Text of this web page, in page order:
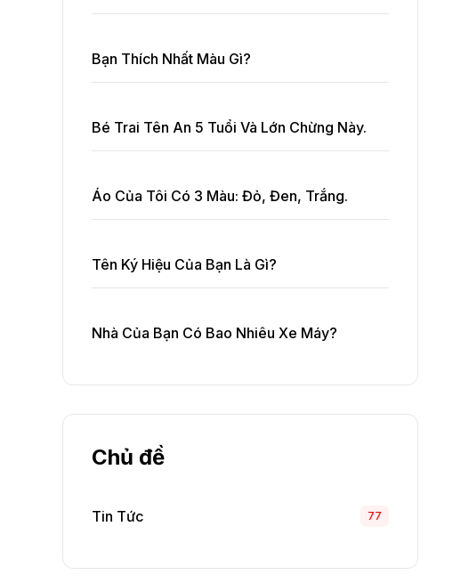
Bạn Thích Nhất Màu Gì?
Bé Trai Tên An 5 Tuổi Và Lớn Chừng Này.
Áo Của Tôi Có 3 Màu: Đỏ, Đen, Trắng.
Tên Ký Hiệu Của Bạn Là Gì?
Nhà Của Bạn Có Bao Nhiêu Xe Máy?
Chủ đề
Tin Tức 77